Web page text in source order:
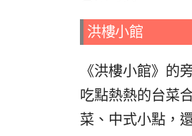
洪樓小館
《洪樓小館》的
吃點熱熱的台菜
菜、中式小點，